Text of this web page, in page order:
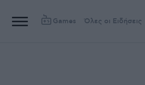
Games Όλες οι Ειδήσεις